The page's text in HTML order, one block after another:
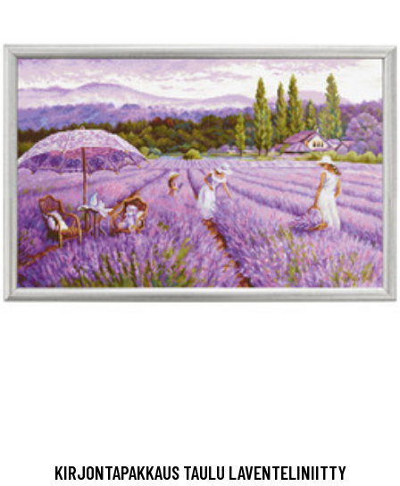
KIRJONTAPAKKAUS TAULU LAVENTELINIITTY